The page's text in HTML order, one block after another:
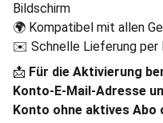
Bildschirm
🌍 Kompatibel mit allen
✉️ Schnelle Lieferung per
📩 Für die Aktivierung
Konto-E-Mail-Adresse
Konto ohne aktives Abo